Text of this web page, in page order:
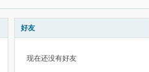
好友
现在还没有好友